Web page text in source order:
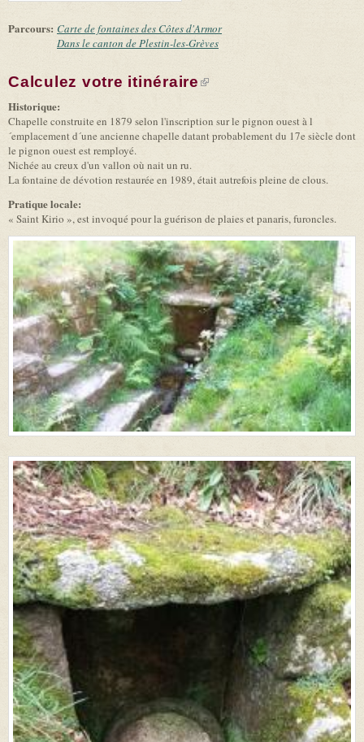
Parcours: Carte de fontaines des Côtes d'Armor
Dans le canton de Plestin-les-Grèves
Calculez votre itinéraire(link is external)
Historique:
Chapelle construite en 1879 selon l'inscription sur le pignon ouest à l
´emplacement d´une ancienne chapelle datant probablement du 17e siècle dont
le pignon ouest est remployé.
Nichée au creux d'un vallon où nait un ru.
La fontaine de dévotion restaurée en 1989, était autrefois pleine de clous.
Pratique locale:
« Saint Kirio », est invoqué pour la guérison de plaies et panaris, furoncles.